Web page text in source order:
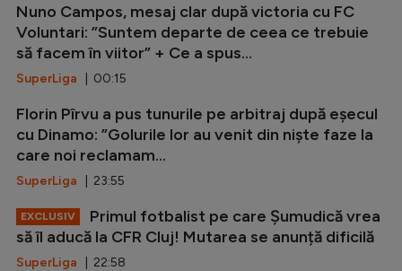
Nuno Campos, mesaj clar după victoria cu FC
Voluntari: ”Suntem departe de ceea ce trebuie
să facem în viitor” + Ce a spus...
SuperLiga | 00:15
Florin Pîrvu a pus tunurile pe arbitraj după eșecul
cu Dinamo: ”Golurile lor au venit din niște faze la
care noi reclamam...
SuperLiga | 23:55
EXCLUSIV
Primul fotbalist pe care Șumudică vrea
să îl aducă la CFR Cluj! Mutarea se anunță dificilă
SuperLiga | 22:58